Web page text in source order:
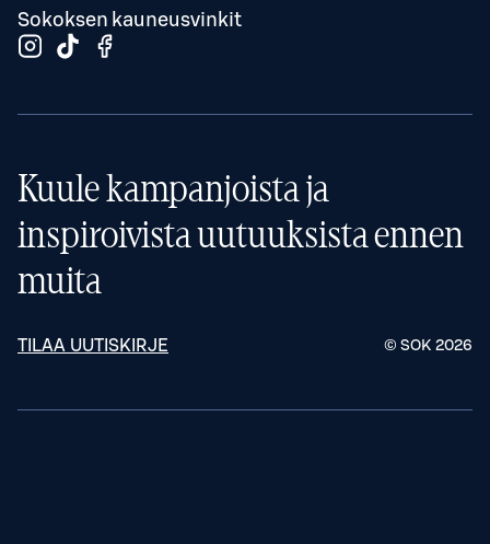
Sokoksen kauneusvinkit
Kuule kampanjoista ja
inspiroivista uutuuksista ennen
muita
TILAA UUTISKIRJE © SOK 2026